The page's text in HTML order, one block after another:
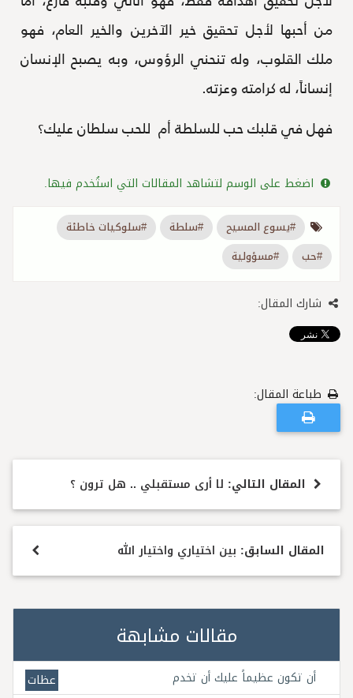
من أحبها لأجل تحقيق خير الآخرين والخير العام، فهو
ملك القلوب، وله تنحني الرؤوس، وبه يصبح الإنسان
إنساناً، له كرامته وعزته.
فهل في قلبك حب للسلطة أم للحب سلطان عليك؟
اضغط على الوسم لتشاهد المقالات التي استُخدم فيها.
#يسوع المسيح #سلطة
#سلوكيات خاطئة
#حب
#مسؤولية
شارك المقال:
طباعة المقال:
المقال التالي: لا أرى مستقبلي .. هل ترون ؟
المقال السابق: بين اختياري واختيار الله
مقالات مشابهة
أن تكون عظيماً عليك أن تخدم
عظات